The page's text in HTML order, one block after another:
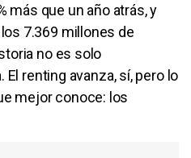
más que un año atrás, y
7.369 millones de
no es solo
renting avanza, sí, pero lo
mejor conoce: los